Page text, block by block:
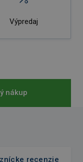
Výpredaj
nákup
recenzie